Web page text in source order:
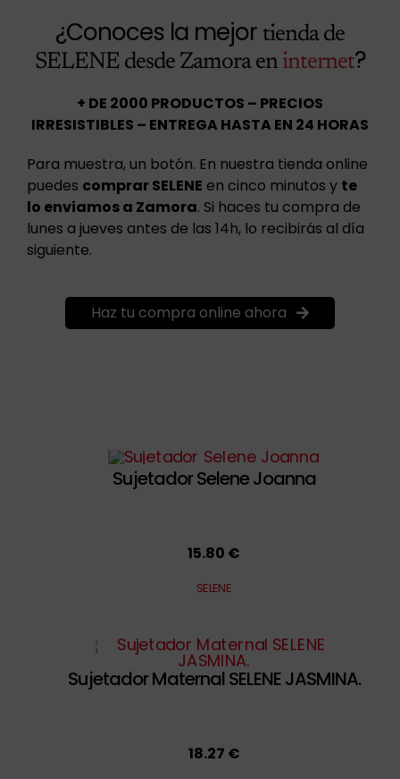
¿Conoces la mejor tienda de
SELENE desde Zamora eninternet?
+ DE 2000 PRODUCTOS – PRECIOS
IRRESISTIBLES – ENTREGA HASTA EN 24 HORAS
Para muestra, un botón. En nuestra tienda online
puedes comprar SELENE en cinco minutos y te
lo enviamos a Zamora. Si haces tu compra de
lunes a jueves antes de las 14h, lo recibirás al día
siguiente.
Haz tu compra online ahora
Sujetador Selene Joanna
15.80 €
SELENE
Sujetador Maternal SELENE JASMINA.
18.27 €